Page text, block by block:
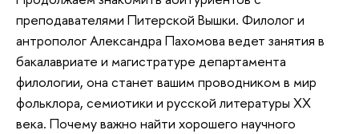
преподавателями Питерской Вышки. Филолог и
антрополог Александра Пахомова ведет занятия в
бакалавриате и магистратуре департамента
филологии, она станет вашим проводником в мир
фольклора, семиотики и русской литературы XX
века. Почему важно найти хорошего научного